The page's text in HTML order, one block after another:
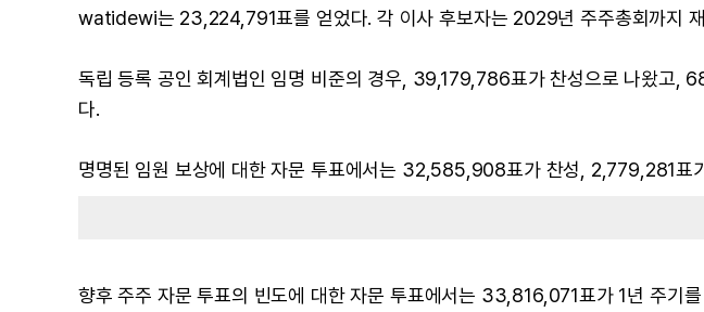
watidewi는 23,224,791표를 얻었다. 각 이사 후보자는 2029년 주주총회까지
독립 등록 공인 회계법인 임명 비준의 경우, 39,179,786표가 찬성으로 나왔고,
다.
명명된 임원 보상에 대한 자문 투표에서는 32,585,908표가 찬성, 2,779,281표
향후 주주 자문 투표의 빈도에 대한 자문 투표에서는 33,816,071표가 1년 주기